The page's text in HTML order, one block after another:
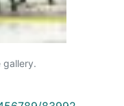
gallery.